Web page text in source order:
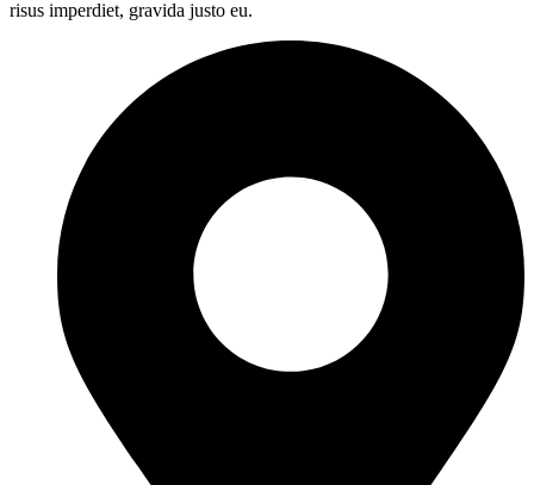
risus imperdiet, gravida justo eu.